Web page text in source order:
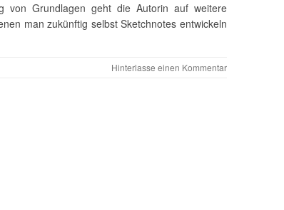
von Grundlagen geht die Autorin auf weitere
man zukünftig selbst Sketchnotes entwickeln
Hinterlasse einen Kommentar